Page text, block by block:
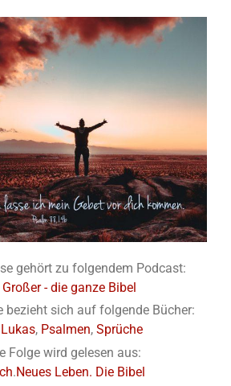
gehört zu folgendem Podcast:
Großer - die ganze Bibel
bezieht sich auf folgende Bücher:
Lukas, Psalmen, Sprüche
Folge wird gelesen aus:
.Neues Leben. Die Bibel